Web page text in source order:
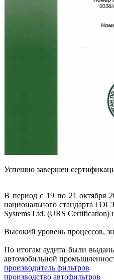
Успешно завершен
В период с 19 по 21 октября
национального стандарта
Systems Ltd. (URS
Высокий уровень процессов,
По итогам аудита были
автомобильной
производитель фильтров
производство автофильтров